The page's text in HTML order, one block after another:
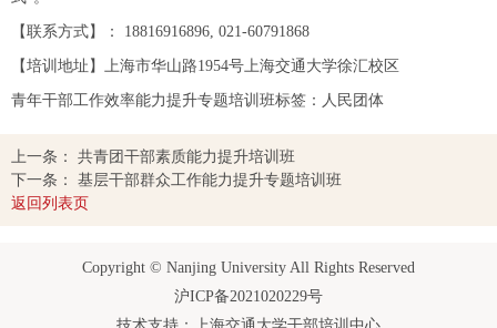
【联系方式】： 18816916896, 021-60791868
【培训地址】上海市华山路1954号上海交通大学徐汇校区
青年干部工作效率能力提升专题培训班标签：人民团体
上一条：
共青团干部素质能力提升培训班
下一条：
基层干部群众工作能力提升专题培训班
返回列表页
Copyright © Nanjing University All Rights Reserved
沪ICP备2021020229号